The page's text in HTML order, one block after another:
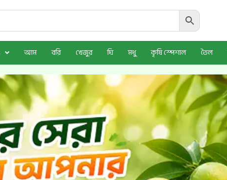
আম বরি খেজুর ঘি মধু কৃষি স্পেশাল তৈল